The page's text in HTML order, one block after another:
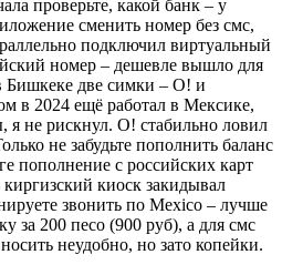
проверьте, какой банк – у
сменить номер без смс,
подключил виртуальный
номер – дешевле вышло для
Бишкеке две симки – О! и
в 2024 ещё работал в Мексике,
не рискнул. О! стабильно ловил
не забудьте пополнить баланс
пополнение с российских карт
киргизский киоск закидывал
звонить по Mexico – лучше
за 200 песо (900 руб), а для смс
неудобно, но зато копейки.